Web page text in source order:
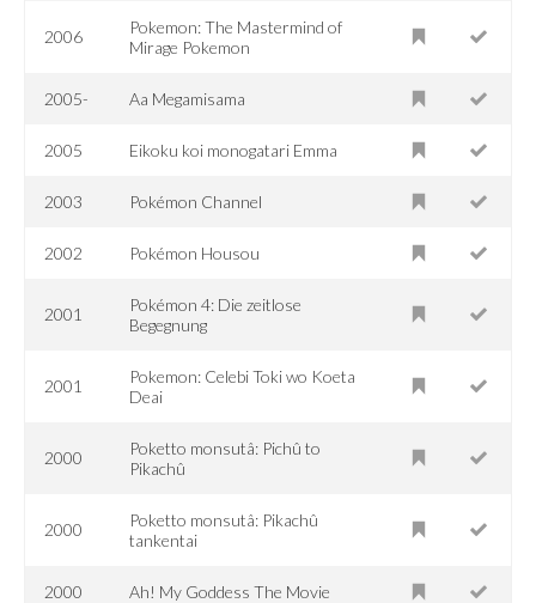
2006
Pokemon: The Mastermind of
Mirage Pokemon
2005- Aa Megamisama
2005 Eikoku koi monogatari Emma
2003 Pokémon Channel
2002 Pokémon Housou
2001
Pokémon 4: Die zeitlose
Begegnung
2001
Pokemon: Celebi Toki wo Koeta
Deai
2000
Poketto monsutâ: Pichû to
Pikachû
2000
Poketto monsutâ: Pikachû
tankentai
2000 Ah! My Goddess The Movie